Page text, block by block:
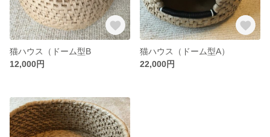
猫ハウス（ドーム型B
12,000円
猫ハウス（ドーム型A）
22,000円